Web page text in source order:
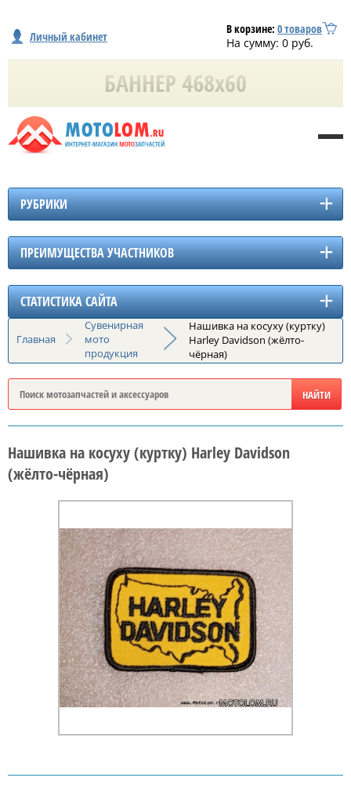
Личный кабинет В корзине: 0товаров
На сумму: 0 руб.
РУБРИКИ
ПРЕИМУЩЕСТВА УЧАСТНИКОВ
СТАТИСТИКА САЙТА
Главная
Сувенирная
мото
продукция
Нашивка на косуху (куртку)
Harley Davidson (жёлто-
чёрная)
Нашивка на косуху (куртку) Harley Davidson
(жёлто-чёрная)